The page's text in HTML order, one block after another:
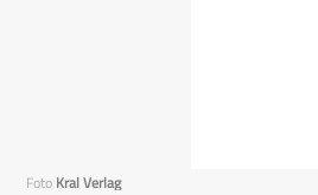
Foto Kral Verlag